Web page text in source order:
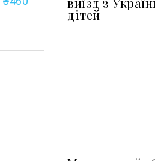
дітей